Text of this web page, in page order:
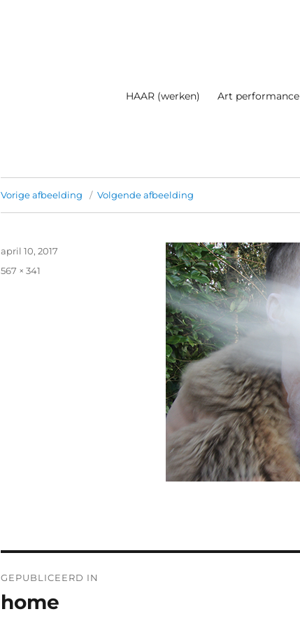
HAAR (werken) Art performance
Vorige afbeelding Volgende afbeelding
Geplaatst
op
april 10, 2017
Volledige
567 × 341
GEPUBLICEERD IN
home